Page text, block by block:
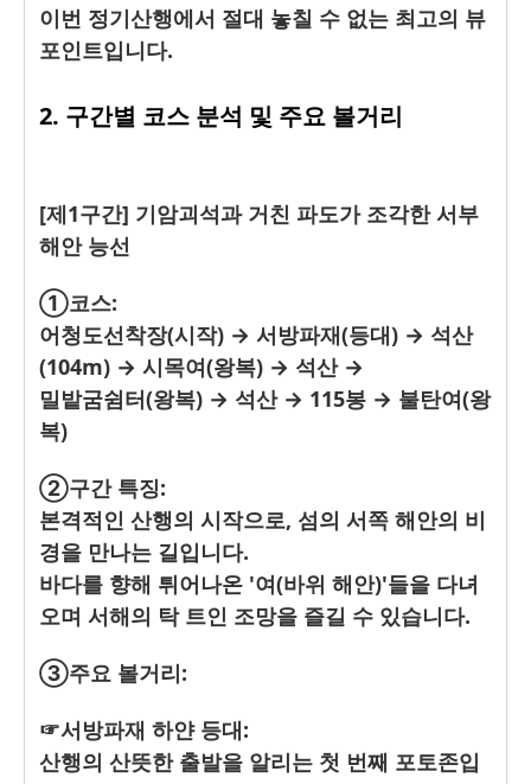
이번 정기산행에서 절대 놓칠 수 없는 최고의 뷰
포인트입니다.
2. 구간별 코스 분석 및 주요 볼거리
[제1구간] 기암괴석과 거친 파도가 조각한 서부
해안 능선
①코스:
어청도선착장(시작) → 서방파재(등대) → 석산
(104m) → 시목여(왕복) → 석산 →
밀밭굼쉼터(왕복) → 석산 → 115봉 → 불탄여(왕
복)
②구간 특징:
본격적인 산행의 시작으로, 섬의 서쪽 해안의 비
경을 만나는 길입니다.
바다를 향해 튀어나온 '여(바위 해안)'들을 다녀
오며 서해의 탁 트인 조망을 즐길 수 있습니다.
③주요 볼거리:
☞서방파재 하얀 등대:
산행의 산뜻한 출발을 알리는 첫 번째 포토존입